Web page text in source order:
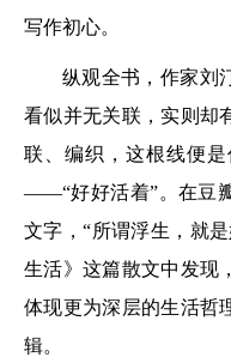
写作初心。
纵观全书，作家刘
看似并无关联，实则却
联、编织，这根线便
——“好好活着”。在豆
文字，“所谓浮生，就
生活》这篇散文中发现
体现更为深层的生活哲
辑。